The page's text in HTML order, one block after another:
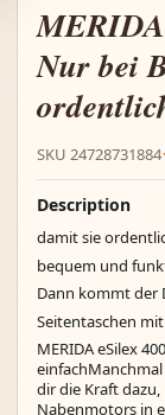
Nur bei
SKU 24728731884
Description
damit sie
bequem und
Dann kommt der
Seitentaschen
MERIDA eSilex
dir die Kraft
Nabenmotors in